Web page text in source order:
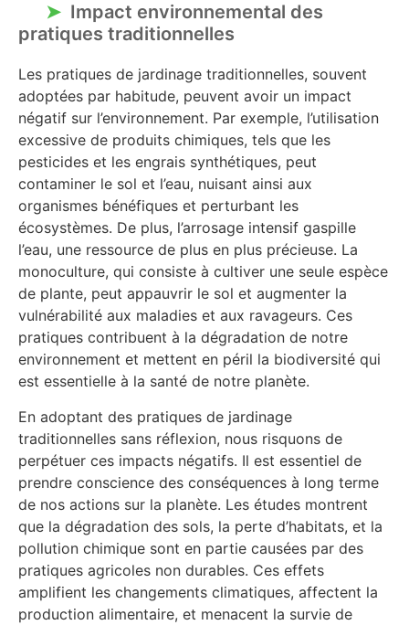
Impact environnemental des
pratiques traditionnelles
Les pratiques de jardinage traditionnelles, souvent
adoptées par habitude, peuvent avoir un impact
négatif sur l’environnement. Par exemple, l’utilisation
excessive de produits chimiques, tels que les
pesticides et les engrais synthétiques, peut
contaminer le sol et l’eau, nuisant ainsi aux
organismes bénéfiques et perturbant les
écosystèmes. De plus, l’arrosage intensif gaspille
l’eau, une ressource de plus en plus précieuse. La
monoculture, qui consiste à cultiver une seule espèce
de plante, peut appauvrir le sol et augmenter la
vulnérabilité aux maladies et aux ravageurs. Ces
pratiques contribuent à la dégradation de notre
environnement et mettent en péril la biodiversité qui
est essentielle à la santé de notre planète.
En adoptant des pratiques de jardinage
traditionnelles sans réflexion, nous risquons de
perpétuer ces impacts négatifs. Il est essentiel de
prendre conscience des conséquences à long terme
de nos actions sur la planète. Les études montrent
que la dégradation des sols, la perte d’habitats, et la
pollution chimique sont en partie causées par des
pratiques agricoles non durables. Ces effets
amplifient les changements climatiques, affectent la
production alimentaire, et menacent la survie de